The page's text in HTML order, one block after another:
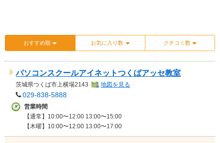
おすすめ順 お気に入り数 クチコミ数
パソコンスクールアイネットつくばアッセ教室
茨城県つくば市上横場2143 地図を見る
029-838-5888
営業時間
【通常】10:00〜12:00 13:00〜15:00
【木曜】10:00〜12:00 13:00〜17:00